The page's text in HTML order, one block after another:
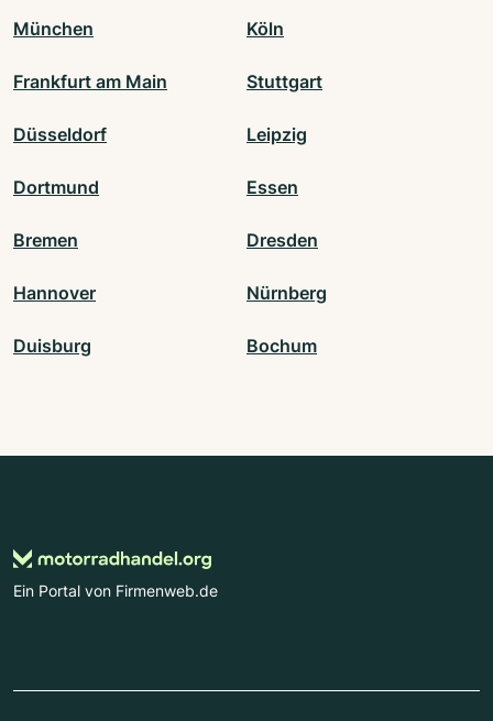
München Köln
Frankfurt am Main Stuttgart
Düsseldorf Leipzig
Dortmund Essen
Bremen Dresden
Hannover Nürnberg
Duisburg Bochum
Ein Portal von Firmenweb.de